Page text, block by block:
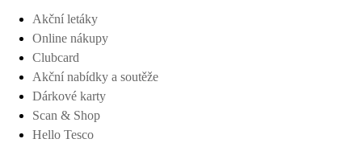
Akční letáky
Online nákupy
Clubcard
Akční nabídky a soutěže
Dárkové karty
Scan & Shop
Hello Tesco